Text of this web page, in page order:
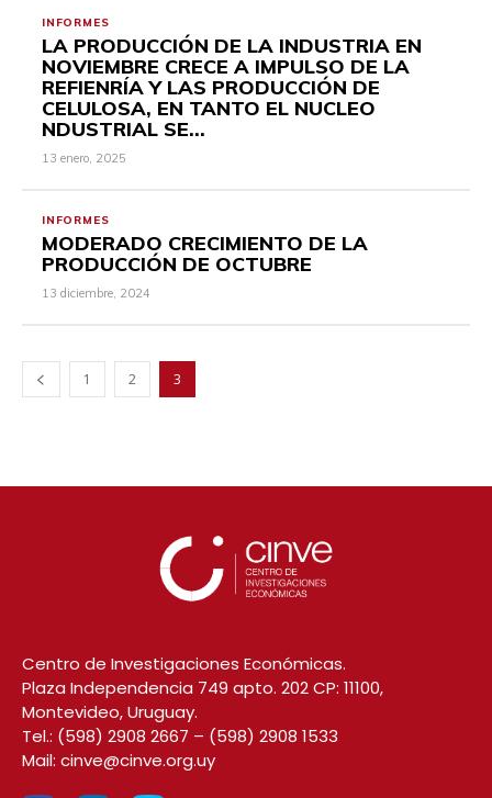
INFORMES
LA PRODUCCIÓN DE LA INDUSTRIA EN
NOVIEMBRE CRECE A IMPULSO DE LA
REFIENRÍA Y LAS PRODUCCIÓN DE
CELULOSA, EN TANTO EL NUCLEO
NDUSTRIAL SE...
13 enero, 2025
INFORMES
MODERADO CRECIMIENTO DE LA
PRODUCCIÓN DE OCTUBRE
13 diciembre, 2024
1 2 3
Centro de Investigaciones Económicas.
Plaza Independencia 749 apto. 202 CP: 11100,
Montevideo, Uruguay.
Tel.: (598) 2908 2667 – (598) 2908 1533
Mail: cinve@cinve.org.uy